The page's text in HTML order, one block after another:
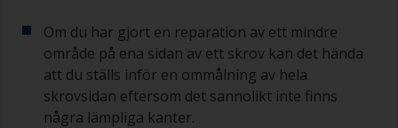
Om du har gjort en reparation av ett mindre
område på ena sidan av ett skrov kan det hända
att du ställs inför en ommålning av hela
skrovsidan eftersom det sannolikt inte finns
några lämpliga kanter.